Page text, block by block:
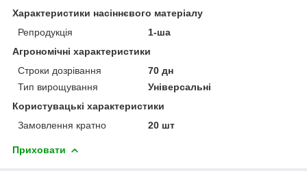
Характеристики насіннєвого матеріалу
Репродукція
1-ша
Агрономічні характеристики
Строки дозрівання
70 дн
Тип вирощування
Універсальні
Користувацькі характеристики
Замовлення кратно
20 шт
Приховати